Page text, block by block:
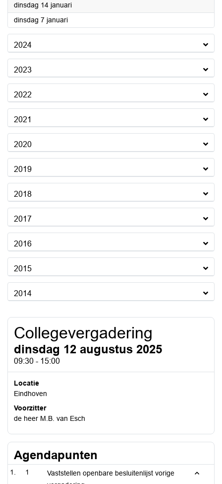
dinsdag 14 januari2025
dinsdag 7 januari2025
2024
2023
2022
2021
2020
2019
2018
2017
2016
2015
2014
Collegevergadering
dinsdag 12 augustus 2025
09:30 - 15:00
Locatie
Eindhoven
Voorzitter
de heer M.B. van Esch
Agendapunten
1
Vaststellen openbare besluitenlijst vorige